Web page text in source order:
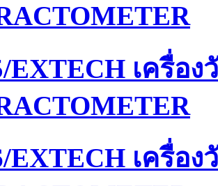
EXTECH เครื่อ
EXTECH เครื่อ